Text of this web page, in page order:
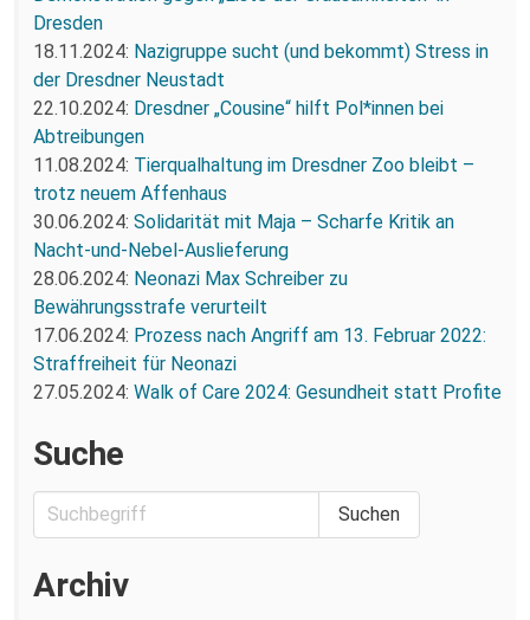
Dresden
18.11.2024: Nazigruppe sucht (und bekommt) Stress in
der Dresdner Neustadt
22.10.2024: Dresdner „Cousine“ hilft Pol*innen bei
Abtreibungen
11.08.2024: Tierqualhaltung im Dresdner Zoo bleibt –
trotz neuem Affenhaus
30.06.2024: Solidarität mit Maja – Scharfe Kritik an
Nacht-und-Nebel-Auslieferung
28.06.2024: Neonazi Max Schreiber zu
Bewährungsstrafe verurteilt
17.06.2024: Prozess nach Angriff am 13. Februar 2022:
Straffreiheit für Neonazi
27.05.2024: Walk of Care 2024: Gesundheit statt Profite
Suche
Archiv